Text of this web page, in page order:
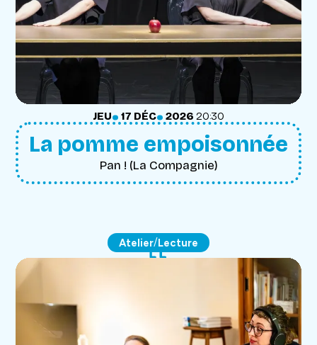
JEUDI
JEU.17
DÉCEMBRE
DÉC.2026 20:30
La pomme empoisonnée
Pan ! (La Compagnie)
Atelier/Lecture